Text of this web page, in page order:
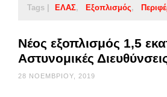
Tags | ΕΛΑΣ Εξοπλισμός
Νέος εξοπλισμός 1,5
Αστυνομικές
28 ΝΟΕΜΒΡΊΟΥ, 2019